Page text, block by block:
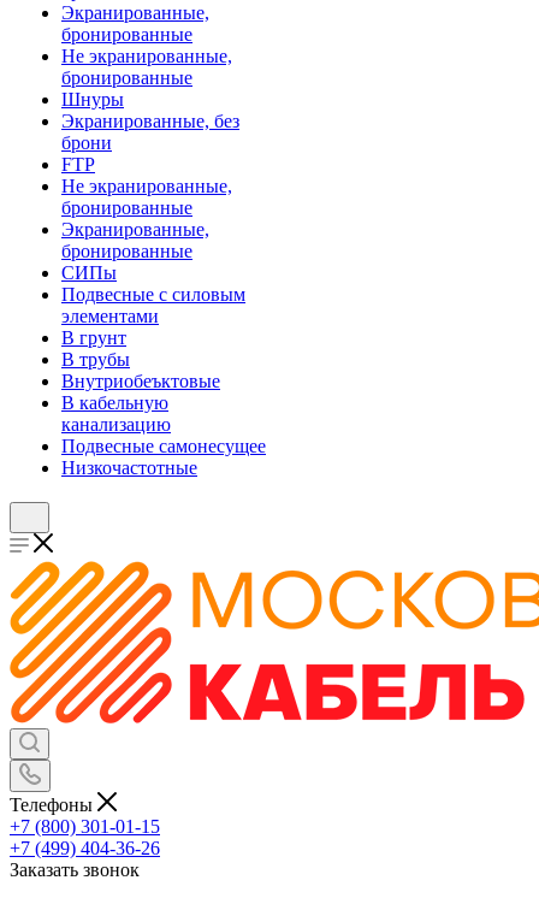
Экранированные,
бронированные
Не экранированные,
бронированные
Шнуры
Экранированные, без
брони
FTP
Не экранированные,
бронированные
Экранированные,
бронированные
СИПы
Подвесные с силовым
элементами
В грунт
В трубы
Внутриобеъктовые
В кабельную
канализацию
Подвесные самонесущее
Низкочастотные
Телефоны
+7 (800) 301-01-15
+7 (499) 404-36-26
Заказать звонок